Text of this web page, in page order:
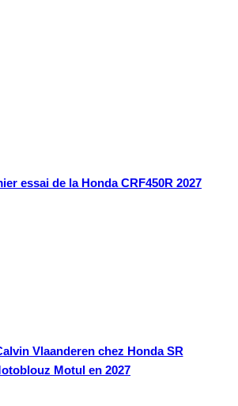
essai de la Honda CRF450R 2027
Vlaanderen chez Honda SR
Motul en 2027